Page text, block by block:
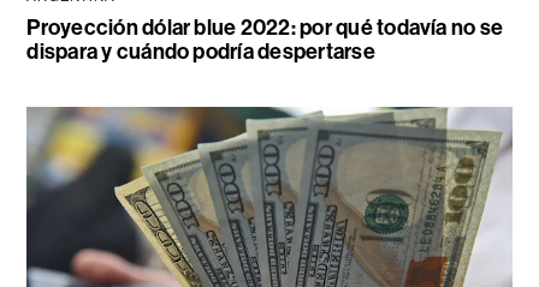
Proyección dólar blue 2022: por qué todavía no se
dispara y cuándo podría despertarse